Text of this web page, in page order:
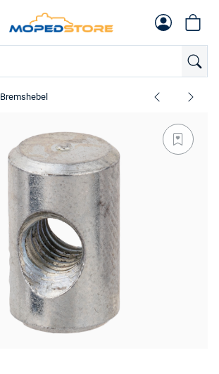
Bremshebel